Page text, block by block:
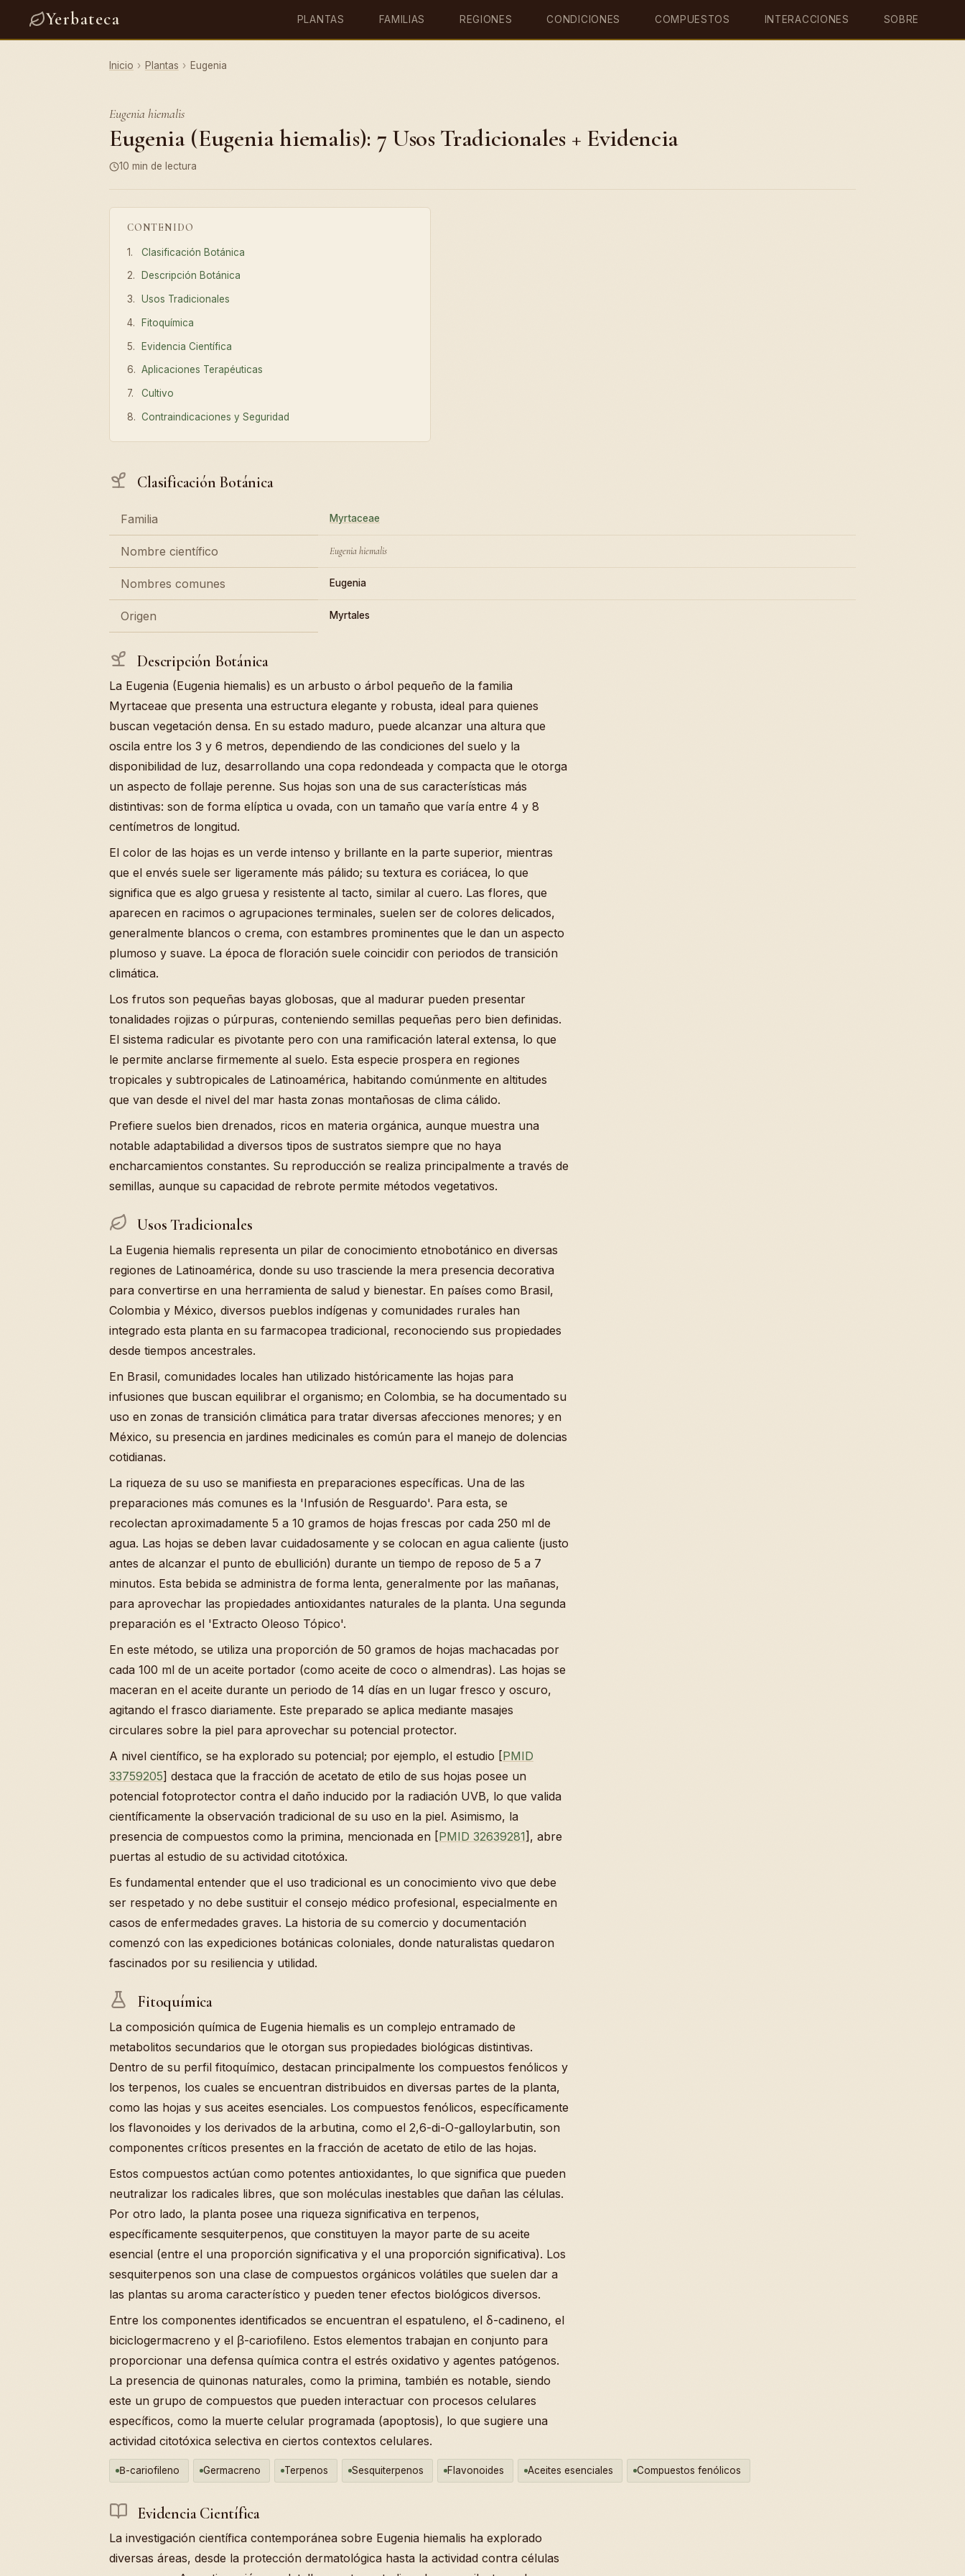
Yerbateca PLANTAS FAMILIAS REGIONES CONDICIONES COMPUESTOS INTERACCIONES SOBRE
Inicio › Plantas › Eugenia
Eugenia hiemalis
Eugenia (Eugenia hiemalis): 7 Usos Tradicionales + Evidencia
10 min de lectura
CONTENIDO
Clasificación Botánica
Descripción Botánica
Usos Tradicionales
Fitoquímica
Evidencia Científica
Aplicaciones Terapéuticas
Cultivo
Contraindicaciones y Seguridad
Clasificación Botánica
Familia Myrtaceae
Nombre científico Eugenia hiemalis
Nombres comunes Eugenia
Origen Myrtales
Descripción Botánica
La Eugenia (Eugenia hiemalis) es un arbusto o árbol pequeño de la familia
Myrtaceae que presenta una estructura elegante y robusta, ideal para quienes
buscan vegetación densa. En su estado maduro, puede alcanzar una altura que
oscila entre los 3 y 6 metros, dependiendo de las condiciones del suelo y la
disponibilidad de luz, desarrollando una copa redondeada y compacta que le otorga
un aspecto de follaje perenne. Sus hojas son una de sus características más
distintivas: son de forma elíptica u ovada, con un tamaño que varía entre 4 y 8
centímetros de longitud.
El color de las hojas es un verde intenso y brillante en la parte superior, mientras
que el envés suele ser ligeramente más pálido; su textura es coriácea, lo que
significa que es algo gruesa y resistente al tacto, similar al cuero. Las flores, que
aparecen en racimos o agrupaciones terminales, suelen ser de colores delicados,
generalmente blancos o crema, con estambres prominentes que le dan un aspecto
plumoso y suave. La época de floración suele coincidir con periodos de transición
climática.
Los frutos son pequeñas bayas globosas, que al madurar pueden presentar
tonalidades rojizas o púrpuras, conteniendo semillas pequeñas pero bien definidas.
El sistema radicular es pivotante pero con una ramificación lateral extensa, lo que
le permite anclarse firmemente al suelo. Esta especie prospera en regiones
tropicales y subtropicales de Latinoamérica, habitando comúnmente en altitudes
que van desde el nivel del mar hasta zonas montañosas de clima cálido.
Prefiere suelos bien drenados, ricos en materia orgánica, aunque muestra una
notable adaptabilidad a diversos tipos de sustratos siempre que no haya
encharcamientos constantes. Su reproducción se realiza principalmente a través de
semillas, aunque su capacidad de rebrote permite métodos vegetativos.
Usos Tradicionales
La Eugenia hiemalis representa un pilar de conocimiento etnobotánico en diversas
regiones de Latinoamérica, donde su uso trasciende la mera presencia decorativa
para convertirse en una herramienta de salud y bienestar. En países como Brasil,
Colombia y México, diversos pueblos indígenas y comunidades rurales han
integrado esta planta en su farmacopea tradicional, reconociendo sus propiedades
desde tiempos ancestrales.
En Brasil, comunidades locales han utilizado históricamente las hojas para
infusiones que buscan equilibrar el organismo; en Colombia, se ha documentado su
uso en zonas de transición climática para tratar diversas afecciones menores; y en
México, su presencia en jardines medicinales es común para el manejo de dolencias
cotidianas.
La riqueza de su uso se manifiesta en preparaciones específicas. Una de las
preparaciones más comunes es la 'Infusión de Resguardo'. Para esta, se
recolectan aproximadamente 5 a 10 gramos de hojas frescas por cada 250 ml de
agua. Las hojas se deben lavar cuidadosamente y se colocan en agua caliente (justo
antes de alcanzar el punto de ebullición) durante un tiempo de reposo de 5 a 7
minutos. Esta bebida se administra de forma lenta, generalmente por las mañanas,
para aprovechar las propiedades antioxidantes naturales de la planta. Una segunda
preparación es el 'Extracto Oleoso Tópico'.
En este método, se utiliza una proporción de 50 gramos de hojas machacadas por
cada 100 ml de un aceite portador (como aceite de coco o almendras). Las hojas se
maceran en el aceite durante un periodo de 14 días en un lugar fresco y oscuro,
agitando el frasco diariamente. Este preparado se aplica mediante masajes
circulares sobre la piel para aprovechar su potencial protector.
A nivel científico, se ha explorado su potencial; por ejemplo, el estudio [PMID
33759205] destaca que la fracción de acetato de etilo de sus hojas posee un
potencial fotoprotector contra el daño inducido por la radiación UVB, lo que valida
científicamente la observación tradicional de su uso en la piel. Asimismo, la
presencia de compuestos como la primina, mencionada en [PMID 32639281], abre
puertas al estudio de su actividad citotóxica.
Es fundamental entender que el uso tradicional es un conocimiento vivo que debe
ser respetado y no debe sustituir el consejo médico profesional, especialmente en
casos de enfermedades graves. La historia de su comercio y documentación
comenzó con las expediciones botánicas coloniales, donde naturalistas quedaron
fascinados por su resiliencia y utilidad.
Fitoquímica
La composición química de Eugenia hiemalis es un complejo entramado de
metabolitos secundarios que le otorgan sus propiedades biológicas distintivas.
Dentro de su perfil fitoquímico, destacan principalmente los compuestos fenólicos y
los terpenos, los cuales se encuentran distribuidos en diversas partes de la planta,
como las hojas y sus aceites esenciales. Los compuestos fenólicos, específicamente
los flavonoides y los derivados de la arbutina, como el 2,6-di-O-galloylarbutin, son
componentes críticos presentes en la fracción de acetato de etilo de las hojas.
Estos compuestos actúan como potentes antioxidantes, lo que significa que pueden
neutralizar los radicales libres, que son moléculas inestables que dañan las células.
Por otro lado, la planta posee una riqueza significativa en terpenos,
específicamente sesquiterpenos, que constituyen la mayor parte de su aceite
esencial (entre el una proporción significativa y el una proporción significativa). Los
sesquiterpenos son una clase de compuestos orgánicos volátiles que suelen dar a
las plantas su aroma característico y pueden tener efectos biológicos diversos.
Entre los componentes identificados se encuentran el espatuleno, el δ-cadineno, el
biciclogermacreno y el β-cariofileno. Estos elementos trabajan en conjunto para
proporcionar una defensa química contra el estrés oxidativo y agentes patógenos.
La presencia de quinonas naturales, como la primina, también es notable, siendo
este un grupo de compuestos que pueden interactuar con procesos celulares
específicos, como la muerte celular programada (apoptosis), lo que sugiere una
actividad citotóxica selectiva en ciertos contextos celulares.
Β-cariofileno Germacreno Terpenos Sesquiterpenos Flavonoides Aceites esenciales Compuestos fenólicos
Evidencia Científica
La investigación científica contemporánea sobre Eugenia hiemalis ha explorado
diversas áreas, desde la protección dermatológica hasta la actividad contra células